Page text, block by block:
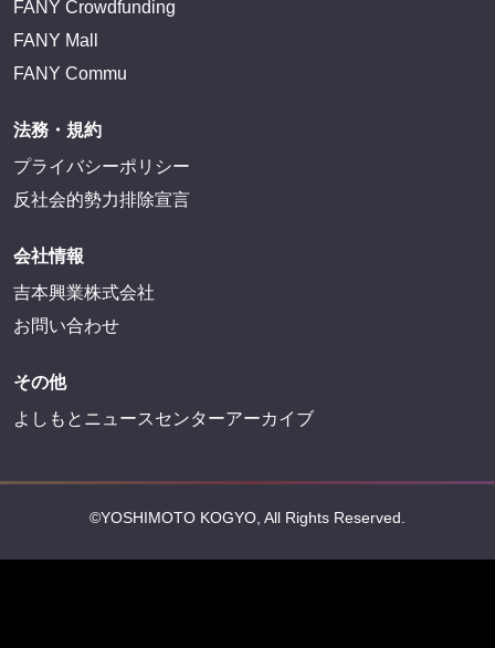
FANY Crowdfunding
FANY Mall
FANY Commu
法務・規約
プライバシーポリシー
反社会的勢力排除宣言
会社情報
吉本興業株式会社
お問い合わせ
その他
よしもとニュースセンターアーカイブ
©YOSHIMOTO KOGYO, All Rights Reserved.